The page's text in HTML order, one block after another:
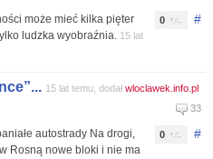
#
0
może mieć kilka pięter
ludzka wyobraźnia. 15 lat
15 lat temu, dodał wloclawek.info.pl
33
#
0
autostrady Na drogi,
Rosną nowe bloki i nie ma